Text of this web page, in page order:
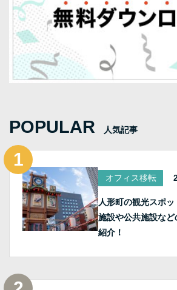
POPULAR 人気記事
オフィス移転
人形町の観光スポ
施設や公共施設な
紹介！